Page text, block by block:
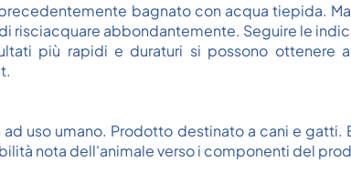
bagnato con acqua tiepida.
risciacquare abbondantemente. Seguire le
più rapidi e duraturi si possono ottenere
uso umano. Prodotto destinato a cani e
nota dell'animale verso i componenti del